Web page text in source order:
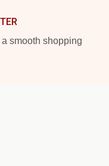
smooth shopping